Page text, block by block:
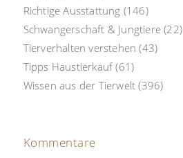
Richtige Ausstattung (146)
Schwangerschaft & Jungtiere (22)
Tierverhalten verstehen (43)
Tipps Haustierkauf (61)
Wissen aus der Tierwelt (396)
Kommentare